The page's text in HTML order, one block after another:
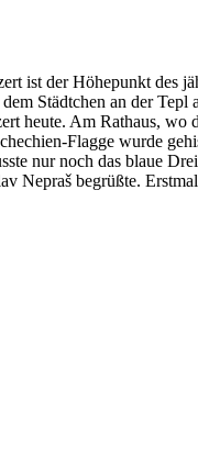
ist der Höhepunkt des
Städtchen an der Tepl
heute. Am Rathaus, wo
Flagge wurde
nur noch das blaue
Nepraš begrüßte.